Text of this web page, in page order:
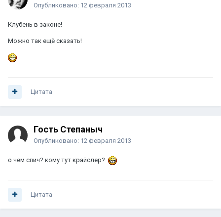
Опубликовано: 12 февраля 2013
Клубень в законе!
Можно так ещё сказать!
Цитата
Гость Степаныч
Опубликовано: 12 февраля 2013
о чем спич? кому тут крайслер?
Цитата